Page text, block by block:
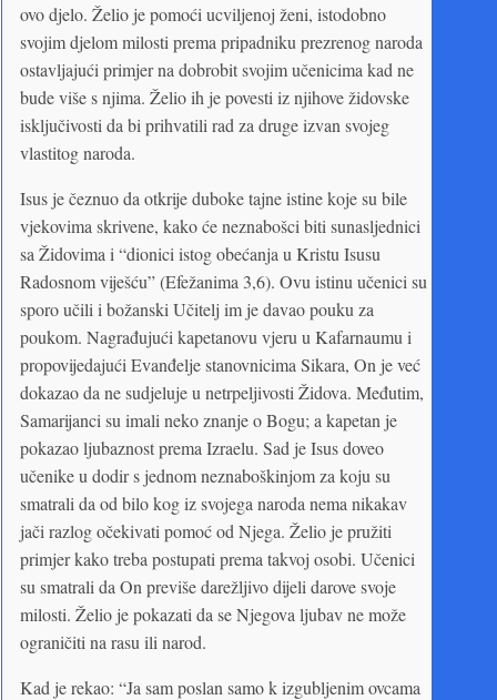
ovo djelo. Želio je pomoći ucviljenoj ženi, istodobno
svojim djelom milosti prema pripadniku prezrenog naroda
ostavljajući primjer na dobrobit svojim učenicima kad ne
bude više s njima. Želio ih je povesti iz njihove židovske
isključivosti da bi prihvatili rad za druge izvan svojeg
vlastitog naroda.
Isus je čeznuo da otkrije duboke tajne istine koje su bile
vjekovima skrivene, kako će neznabošci biti sunasljednici
sa Židovima i “dionici istog obećanja u Kristu Isusu
Radosnom viješću” (Efežanima 3,6). Ovu istinu učenici su
sporo učili i božanski Učitelj im je davao pouku za
poukom. Nagrađujući kapetanovu vjeru u Kafarnaumu i
propovijedajući Evanđelje stanovnicima Sikara, On je već
dokazao da ne sudjeluje u netrpeljivosti Židova. Međutim,
Samarijanci su imali neko znanje o Bogu; a kapetan je
pokazao ljubaznost prema Izraelu. Sad je Isus doveo
učenike u dodir s jednom neznaboškinjom za koju su
smatrali da od bilo kog iz svojega naroda nema nikakav
jači razlog očekivati pomoć od Njega. Želio je pružiti
primjer kako treba postupati prema takvoj osobi. Učenici
su smatrali da On previše darežljivo dijeli darove svoje
milosti. Želio je pokazati da se Njegova ljubav ne može
ograničiti na rasu ili narod.
Kad je rekao: “Ja sam poslan samo k izgubljenim ovcama